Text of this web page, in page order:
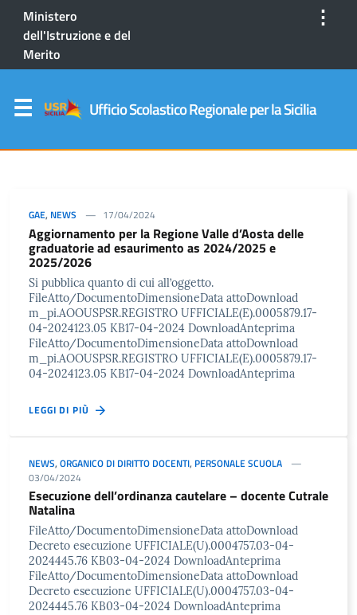
Ministero
dell'Istruzione e del
Merito
⋮
Ufficio Scolastico Regionale per la Sicilia
GAE, NEWS 17/04/2024
Aggiornamento per la Regione Valle d’Aosta delle
graduatorie ad esaurimento as 2024/2025 e
2025/2026
Si pubblica quanto di cui all’oggetto.
FileAtto/DocumentoDimensioneData attoDownload
m_pi.AOOUSPSR.REGISTRO UFFICIALE(E).0005879.17-
04-2024123.05 KB17-04-2024 DownloadAnteprima
FileAtto/DocumentoDimensioneData attoDownload
m_pi.AOOUSPSR.REGISTRO UFFICIALE(E).0005879.17-
04-2024123.05 KB17-04-2024 DownloadAnteprima
LEGGI DI PIÙ
NEWS, ORGANICO DI DIRITTO DOCENTI, PERSONALE SCUOLA
03/04/2024
Esecuzione dell’ordinanza cautelare – docente Cutrale
Natalina
FileAtto/DocumentoDimensioneData attoDownload
Decreto esecuzione UFFICIALE(U).0004757.03-04-
2024445.76 KB03-04-2024 DownloadAnteprima
FileAtto/DocumentoDimensioneData attoDownload
Decreto esecuzione UFFICIALE(U).0004757.03-04-
2024445.76 KB03-04-2024 DownloadAnteprima